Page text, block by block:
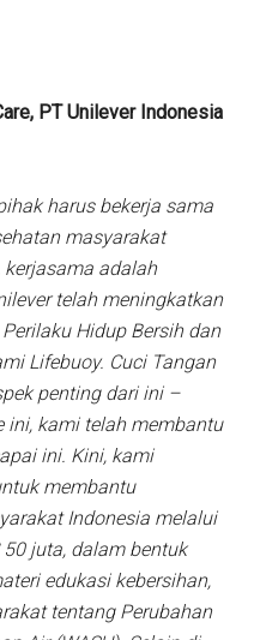
PT Unilever Indonesia
harus bekerja sama
masyarakat
adalah
telah meningkatkan
Hidup Bersih dan
Lifebuoy. Cuci Tangan
penting dari ini –
ini, kami telah membantu
ini. Kini, kami
membantu
Indonesia melalui
juta, dalam bentuk
edukasi kebersihan,
tentang Perubahan